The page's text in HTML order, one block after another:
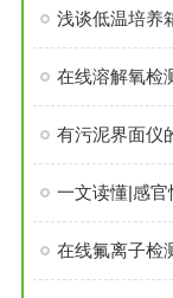
浅谈低温培养
在线溶解氧检
有污泥界面仪
一文读懂|感
在线氟离子检